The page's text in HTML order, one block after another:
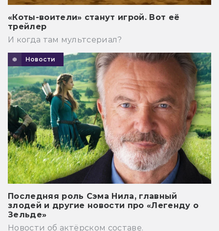
«Коты-воители» станут игрой. Вот её
трейлер
И когда там мультсериал?
Новости
Последняя роль Сэма Нила, главный
злодей и другие новости про «Легенду о
Зельде»
Новости об актёрском составе.